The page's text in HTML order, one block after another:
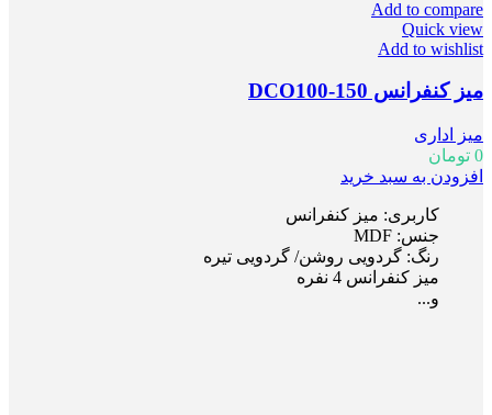
Add to compare
Quick view
Add to wishlist
میز کنفرانس DCO100-150
میز اداری
0 تومان
افزودن به سبد خرید
کاربری: میز کنفرانس
جنس: MDF
رنگ: گردویی روشن/ گردویی تیره
میز کنفرانس 4 نفره
و...